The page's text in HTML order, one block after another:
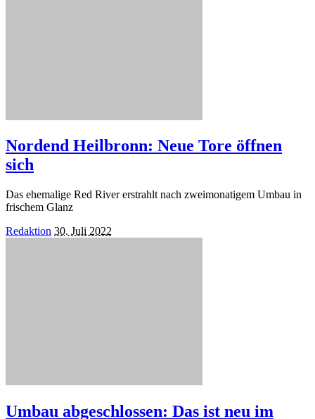
Nordend Heilbronn: Neue Tore öffnen
sich
Das ehemalige Red River erstrahlt nach zweimonatigem Umbau in
frischem Glanz
Posted
Redaktion 30. Juli 2022
Umbau abgeschlossen: Das ist neu im